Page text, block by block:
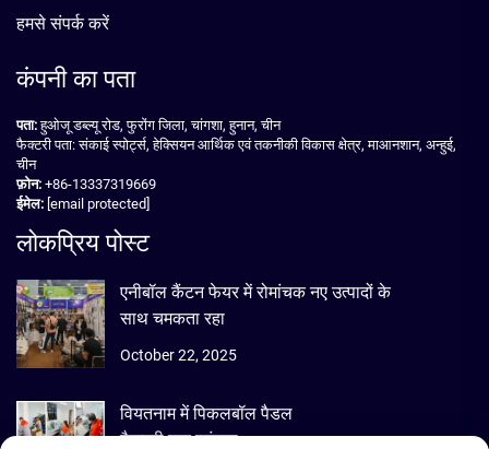
हमसे संपर्क करें
कंपनी का पता
पता:हुओजू डब्ल्यू रोड, फुरोंग जिला, चांगशा, हुनान, चीन
फैक्टरी पता: संकाई स्पोर्ट्स, हेक्सियन आर्थिक एवं तकनीकी विकास क्षेत्र, माआनशान, अन्हुई,
चीन
फ़ोन: +86-13337319669
ईमेल: [email protected]
लोकप्रिय पोस्ट
एनीबॉल कैंटन फेयर में रोमांचक नए उत्पादों के
साथ चमकता रहा
October 22, 2025
वियतनाम में पिकलबॉल पैडल
फैक्ट्री तक पहुंचना